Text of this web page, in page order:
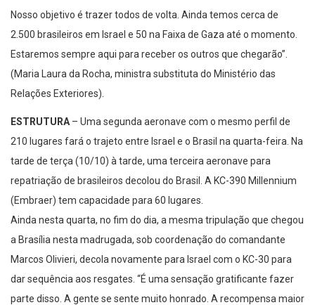
Nosso objetivo é trazer todos de volta. Ainda temos cerca de
2.500 brasileiros em Israel e 50 na Faixa de Gaza até o momento.
Estaremos sempre aqui para receber os outros que chegarão”.
(Maria Laura da Rocha, ministra substituta do Ministério das
Relações Exteriores).
ESTRUTURA – Uma segunda aeronave com o mesmo perfil de
210 lugares fará o trajeto entre Israel e o Brasil na quarta-feira. Na
tarde de terça (10/10) à tarde, uma terceira aeronave para
repatriação de brasileiros decolou do Brasil. A KC-390 Millennium
(Embraer) tem capacidade para 60 lugares.
Ainda nesta quarta, no fim do dia, a mesma tripulação que chegou
a Brasília nesta madrugada, sob coordenação do comandante
Marcos Olivieri, decola novamente para Israel com o KC-30 para
dar sequência aos resgates. “É uma sensação gratificante fazer
parte disso. A gente se sente muito honrado. A recompensa maior